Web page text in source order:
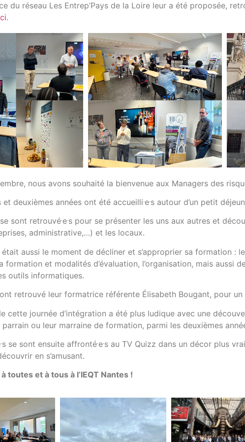
du réseau Les Entrep’Pays de la Loire leur a été proposée,
nous avons souhaité la bienvenue aux Managers des
et deuxièmes années ont été accueilli.e.s autour d’un petit
sont retrouvé.e.s pour se présenter les uns aux autres et
administrative,…) et les locaux.
aussi le moment de décliner et s’approprier sa formation
formation et modalités d’évaluation, l’organisation, mais aussi
outils informatiques.
retrouvé leur formatrice référente Élisabeth Bougant, pour
cette journée d’intégration a été plus ludique avec une
ou leur marraine de formation, parmi les deuxièmes
.s se sont ensuite affronté.e.s au TV Quizz dans un décor plus
en s’amusant.
toutes et à tous à l’IEQT Nantes !